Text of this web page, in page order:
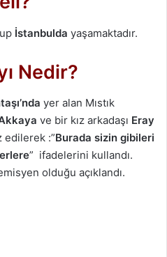
İstanbulda yaşamaktadır.
Nedir?
yer alan Mıstık
ve bir kız arkadaşı Eray
edilerek :”Burada sizin gibileri
” ifadelerini kullandı.
olduğu açıklandı.